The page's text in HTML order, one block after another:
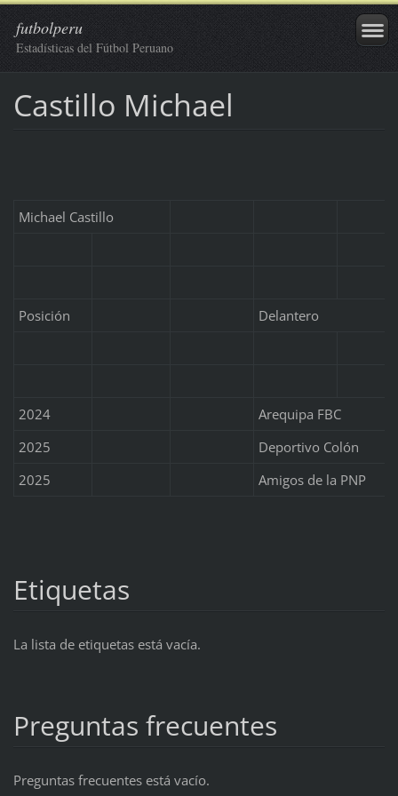
futbolperu
Estadísticas del Fútbol Peruano
Castillo Michael
Michael Castillo
Posición Delantero
2024
Arequipa FBC
2025
Deportivo Colón
2025
Amigos de la PNP
Etiquetas
La lista de etiquetas está vacía.
Preguntas frecuentes
Preguntas frecuentes está vacío.